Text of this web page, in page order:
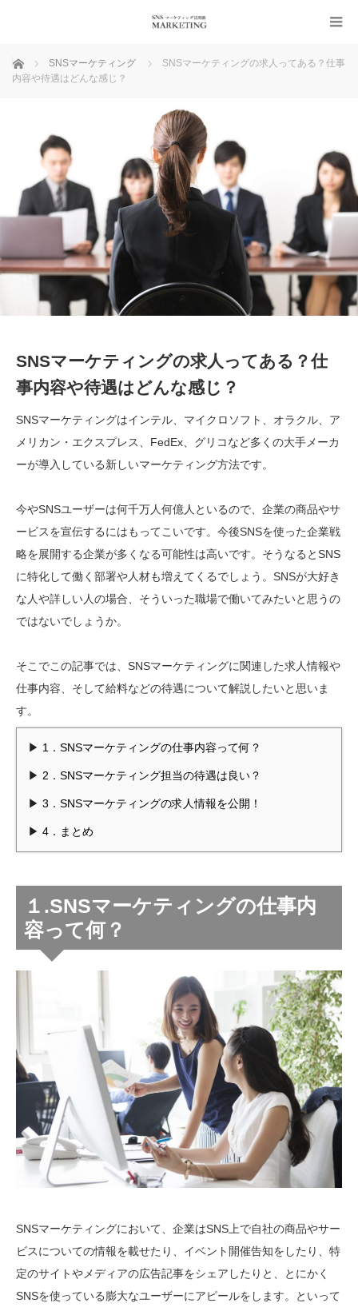
ホーム SNSマーケティング
SNSマーケティングの求人ってある？仕事
内容や待遇はどんな感じ？
SNSマーケティングの求人ってある？仕
事内容や待遇はどんな感じ？
SNSマーケティングはインテル、マイクロソフト、オラクル、ア
メリカン・エクスプレス、FedEx、グリコなど多くの大手メーカ
ーが導入している新しいマーケティング方法です。
今やSNSユーザーは何千万人何億人といるので、企業の商品やサ
ービスを宣伝するにはもってこいです。今後SNSを使った企業戦
略を展開する企業が多くなる可能性は高いです。そうなるとSNS
に特化して働く部署や人材も増えてくるでしょう。SNSが大好き
な人や詳しい人の場合、そういった職場で働いてみたいと思うの
ではないでしょうか。
そこでこの記事では、SNSマーケティングに関連した求人情報や
仕事内容、そして給料などの待遇について解説したいと思いま
す。
1．SNSマーケティングの仕事内容って何？
2．SNSマーケティング担当の待遇は良い？
3．SNSマーケティングの求人情報を公開！
4．まとめ
１.SNSマーケティングの仕事内
容って何？
SNSマーケティングにおいて、企業はSNS上で自社の商品やサー
ビスについての情報を載せたり、イベント開催告知をしたり、特
定のサイトやメディアの広告記事をシェアしたりと、とにかく
SNSを使っている膨大なユーザーにアピールをします。といって